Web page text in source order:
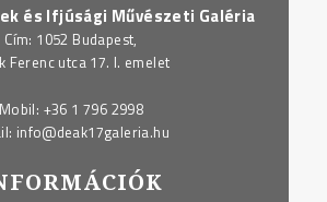
és Ifjúsági Művészeti Galéria
Cím: 1052 Budapest,
Ferenc utca 17. I. emelet
Mobil: +36 1 796 2998
info@deak17galeria.hu